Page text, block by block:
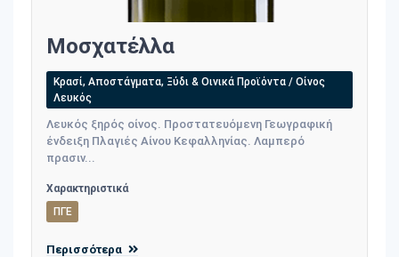
Μοσχατέλλα
Κρασί, Αποστάγματα, Ξύδι & Οινικά Προϊόντα / Οίνος
Λευκός
Λευκός ξηρός οίνος. Προστατευόμενη Γεωγραφική
ένδειξη Πλαγιές Αίνου Κεφαλληνίας. Λαμπερό
πρασιν...
Χαρακτηριστικά
ΠΓΕ
Περισσότερα